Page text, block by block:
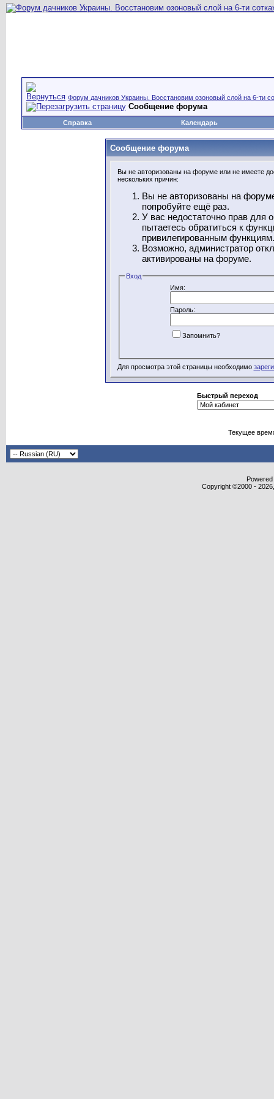
Форум дачников Украины. Восстановим озоновый слой на 6-ти
Сообщение форума
Справка Календарь
Сообщение форума
Вы не авторизованы на форуме или не имеете
нескольких причин:
Вы не авторизованы на
попробуйте ещё раз.
У вас недостаточно прав для
пытаетесь обратиться к
привилегированным функциям.
Возможно, администратор
активированы на форуме.
Вход
Имя:
Пароль:
Запомнить?
Для просмотра этой страницы необходимо
Быстрый переход
Текущее
Copyright ©2000 -